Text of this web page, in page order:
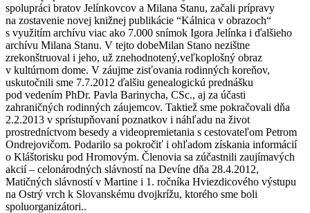
spolupráci bratov Jelínkovcov a Milana Stanu, začali prípravy
na zostavenie novej knižnej publikácie “Kálnica v obrazoch“
s využitím archívu viac ako 7.000 snímok Igora Jelínka i ďalšieho
archívu Milana Stanu. V tejto dobeMilan Stano nezištne
zrekonštruoval i jeho, už znehodnotený,veľkoplošný obraz
v kultúrnom dome. V záujme zisťovania rodinných koreňov,
uskutočnili sme 7.7.2012 ďalšiu genealogickú prednášku
pod vedením PhDr. Pavla Barinycha, CSc., aj za účasti
zahraničných rodinných záujemcov. Taktiež sme pokračovali dňa
2.2.2013 v sprístupňovaní poznatkov i náhľadu na život
prostredníctvom besedy a videopremietania s cestovateľom Petrom
Ondrejovičom. Podarilo sa pokročiť i ohľadom získania informácií
o Kláštorisku pod Hromovým. Členovia sa zúčastnili zaujímavých
akcií – celonárodných slávností na Devíne dňa 28.4.2012,
Matičných slávností v Martine i 1. ročníka Hviezdicového výstupu
na Ostrý vrch k Slovanskému dvojkrížu, ktorého sme boli
spoluorganizátori..